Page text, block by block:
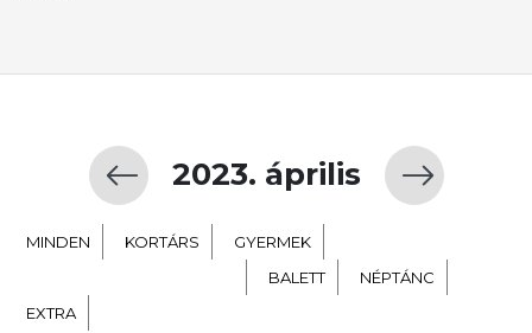
2023. április
MINDEN KORTÁRS
GYERMEK
BALETT
NÉPTÁNC
EXTRA